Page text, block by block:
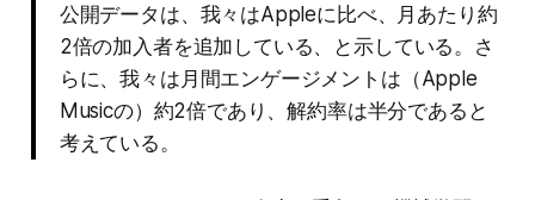
公開データは、我々はAppleに比べ、月あたり約
2倍の加入者を追加している、と示している。さ
らに、我々は月間エンゲージメントは（Apple
Musicの）約2倍であり、解約率は半分であると
考えている。